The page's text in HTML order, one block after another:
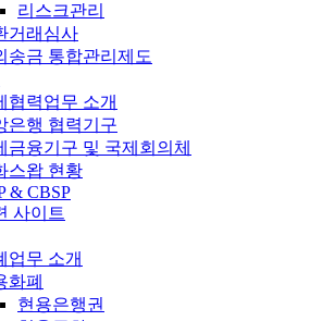
리스크관리
거래심사
송금 통합관리제도
협력업무 소개
은행 협력기구
금융기구 및 국제회의체
스왑 현황
& CBSP
사이트
업무 소개
화폐
현용은행권